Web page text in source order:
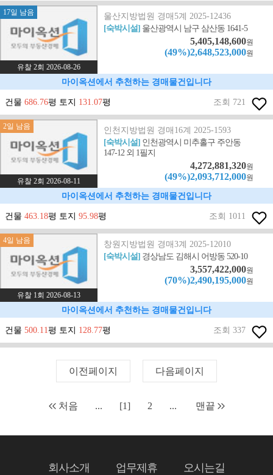
17일 남음
유찰 2회 2026-08-26
울산지방법원 경매5계 2025-12436
[숙박시설] 울산광역시 남구 삼산동 1641-5
5,405,148,600원
(49%)2,648,523,000원
마이옥션에서 추천하는 경매물건입니다
건물 686.76평 토지 131.07평 조회 721
2일 남음
유찰 2회 2026-08-11
인천지방법원 경매16계 2025-1593
[숙박시설] 인천광역시 미추홀구 주안동
147-12 외 1필지
4,272,881,320원
(49%)2,093,712,000원
마이옥션에서 추천하는 경매물건입니다
건물 463.18평 토지 95.98평 조회 1011
4일 남음
유찰 1회 2026-08-13
창원지방법원 경매3계 2025-12010
[숙박시설] 경상남도 김해시 어방동 520-10
3,557,422,000원
(70%)2,490,195,000원
마이옥션에서 추천하는 경매물건입니다
건물 500.11평 토지 128.77평 조회 337
이전페이지 다음페이지
처음 ... [1] 2 ... 맨끝
회사소개 업무제휴 오시는길